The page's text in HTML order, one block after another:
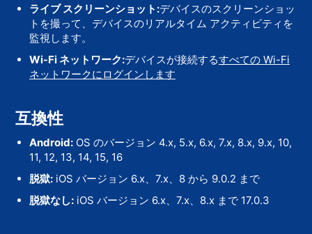
ライブ スクリーンショット:デバイスのスクリーンショッ
トを撮って、デバイスのリアルタイム アクティビティを
監視します。
Wi-Fi ネットワーク:デバイスが接続するすべての Wi-Fi
ネットワークにログインします
互換性
Android: OS のバージョン 4.x, 5.x, 6.x, 7.x, 8.x, 9.x, 10,
11, 12, 13, 14, 15, 16
脱獄: iOS バージョン 6.x、7.x、8 から 9.0.2 まで
脱獄なし: iOS バージョン 6.x、7.x、8.x まで 17.0.3